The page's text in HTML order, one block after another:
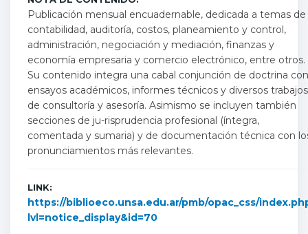
Publicación mensual encuadernable, dedicada a temas de
contabilidad, auditoría, costos, planeamiento y control,
administración, negociación y mediación, finanzas y
economía empresaria y comercio electrónico, entre otros.
Su contenido integra una cabal conjunción de doctrina con
ensayos académicos, informes técnicos y diversos trabajos
de consultoría y asesoría. Asimismo se incluyen también
secciones de ju-risprudencia profesional (íntegra,
comentada y sumaria) y de documentación técnica con
pronunciamientos más relevantes.
LINK:
https://biblioeco.unsa.edu.ar/pmb/opac_css/
lvl=notice_display&id=70